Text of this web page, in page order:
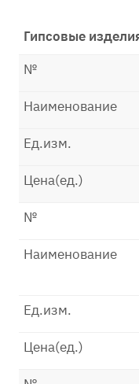
Гипсовые
№
Наименование
Ед.изм.
Цена(ед.)
№
Наименование
Ед.изм.
Цена(ед.)